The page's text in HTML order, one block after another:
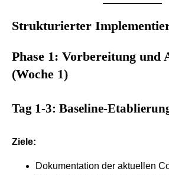
Strukturierter
Phase 1: Vorbereitung und
(Woche 1)
Tag 1-3: Baseline-
Ziele:
Dokumentation der aktuellen